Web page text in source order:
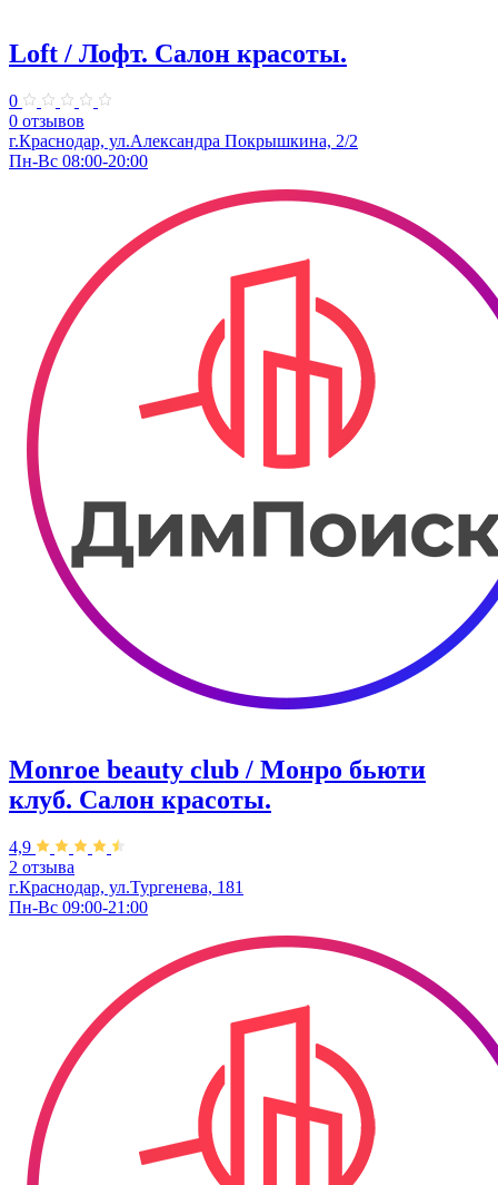
Loft / Лофт. Салон красоты.
0
0 отзывов
г.Краснодар, ул.Александра Покрышкина, 2/2
Пн-Вс 08:00-20:00
Monroe beauty club / Монро бьюти
клуб. Салон красоты.
4,9
2 отзыва
г.Краснодар, ул.Тургенева, 181
Пн-Вс 09:00-21:00